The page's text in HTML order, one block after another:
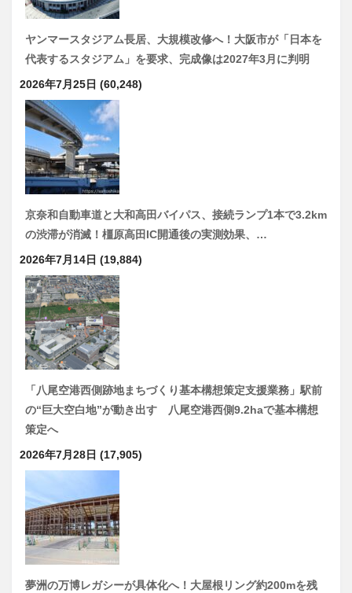
ヤンマースタジアム長居、大規模改修へ！大阪市が「日本を
代表するスタジアム」を要求、完成像は2027年3月に判明
2026年7月25日 (60,248)
京奈和自動車道と大和高田バイパス、接続ランプ1本で3.2km
の渋滞が消滅！橿原高田IC開通後の実測効果、…
2026年7月14日 (19,884)
「八尾空港西側跡地まちづくり基本構想策定支援業務」駅前
の“巨大空白地”が動き出す 八尾空港西側9.2haで基本構想
策定へ
2026年7月28日 (17,905)
夢洲の万博レガシーが具体化へ！大屋根リング約200mを残